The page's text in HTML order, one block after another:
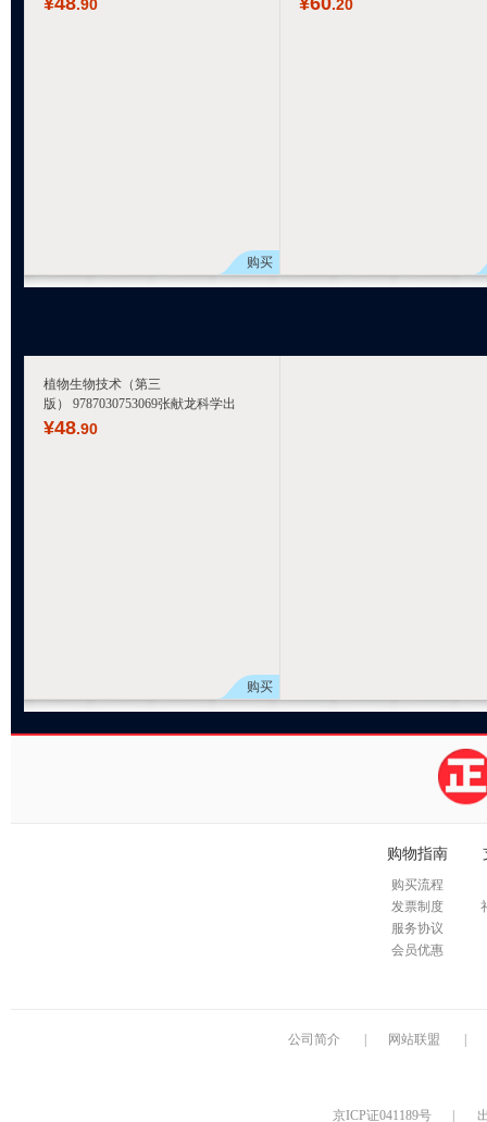
.90
购买
.20
植物生物技术（第三
版） 9787030753069张献龙科学出
¥48.90
购买
购物指南
购买流程
发票制度
服务协议
会员优惠
公司简介 网站联盟
京ICP证041189号